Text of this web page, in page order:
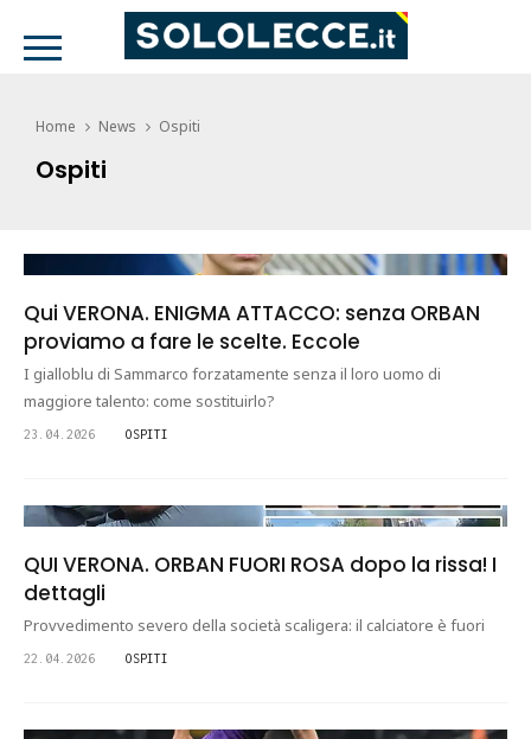
Home News Ospiti
Ospiti
Qui VERONA. ENIGMA ATTACCO: senza ORBAN
proviamo a fare le scelte. Eccole
I gialloblu di Sammarco forzatamente senza il loro uomo di
maggiore talento: come sostituirlo?
23.04.2026 OSPITI
QUI VERONA. ORBAN FUORI ROSA dopo la rissa! I
dettagli
Provvedimento severo della società scaligera: il calciatore è fuori
22.04.2026 OSPITI